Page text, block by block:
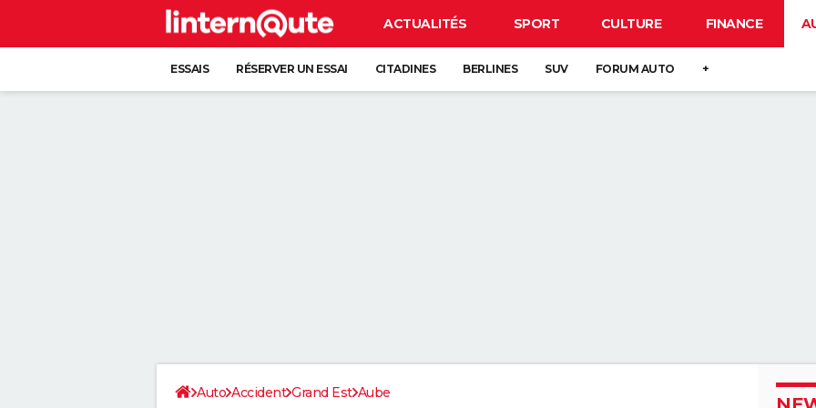
ACTUALITÉS SPORT CULTURE FINANCE
ESSAIS RÉSERVER UN ESSAI CITADINES BERLINES SUV FORUM AUTO +
Auto Accident Grand Est Aube